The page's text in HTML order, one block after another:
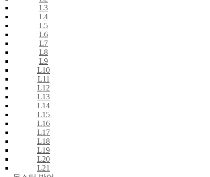
L3
L4
L5
L6
L7
L8
L9
L10
L11
L12
L13
L14
L15
L16
L17
L18
L19
L20
L21